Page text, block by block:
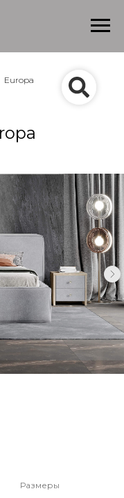
Europa
Размеры